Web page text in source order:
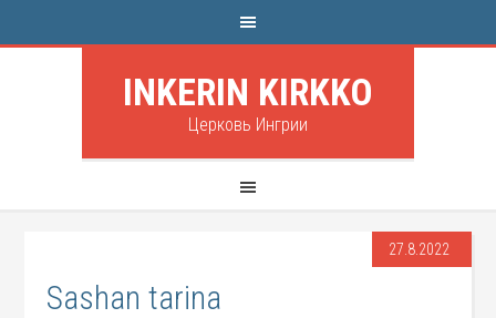
INKERIN KIRKKO
Церковь Ингрии
27.8.2022
Sashan tarina